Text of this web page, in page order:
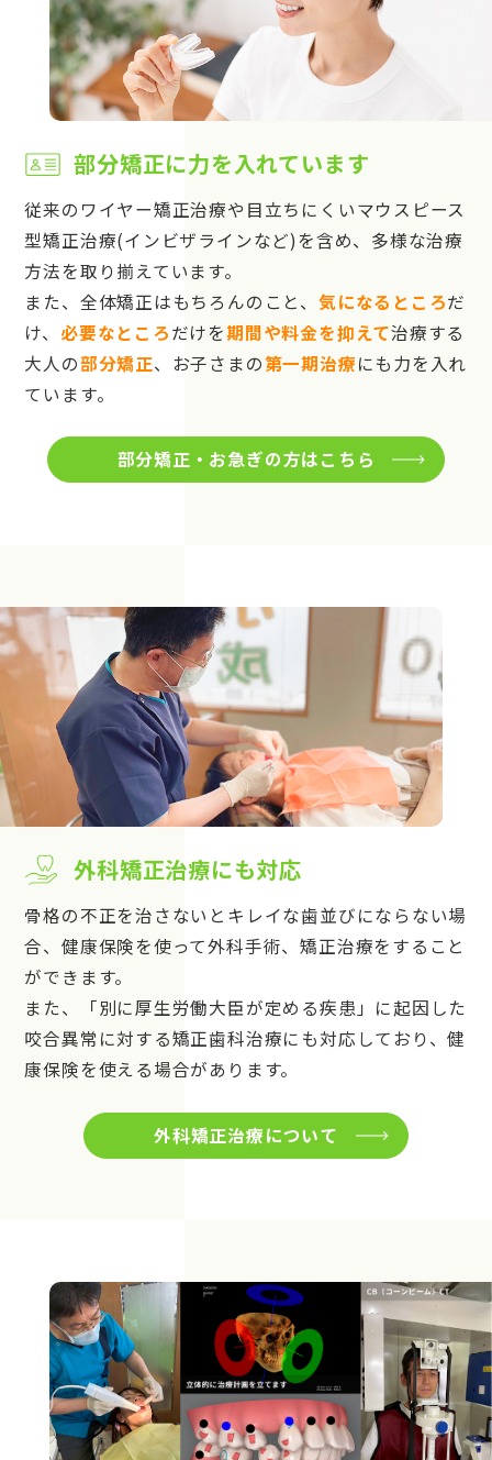
部分矯正に力を入れています
従来のワイヤー矯正治療や目立ちにくいマウスピース
型矯正治療(インビザラインなど)を含め、多様な治療
方法を取り揃えています。
また、全体矯正はもちろんのこと、 気になるところだ
け、 必要なところだけを期間や料金を抑えて治療する
大人の部分矯正、お子さまの第一期治療にも力を入れ
ています。
部分矯正・お急ぎの方はこちら
外科矯正治療にも対応
骨格の不正を治さないとキレイな歯並びにならない場
合、健康保険を使って外科手術、矯正治療をすること
ができます。
また、「別に厚生労働大臣が定める疾患」に起因した
咬合異常に対する矯正歯科治療にも対応しており、健
康保険を使える場合があります。
外科矯正治療について